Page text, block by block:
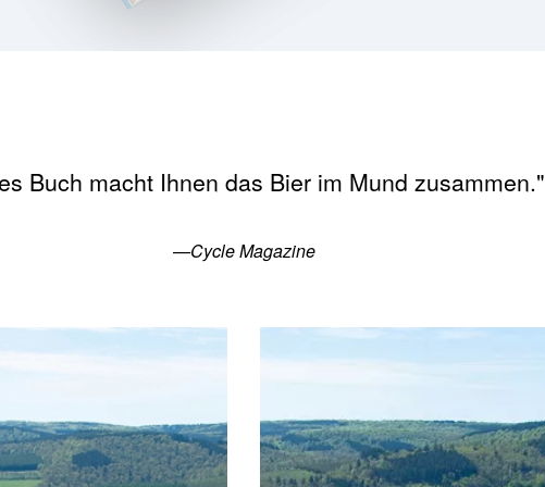
Buch macht Ihnen das Bier im Mund zusammen."
—Cycle Magazine